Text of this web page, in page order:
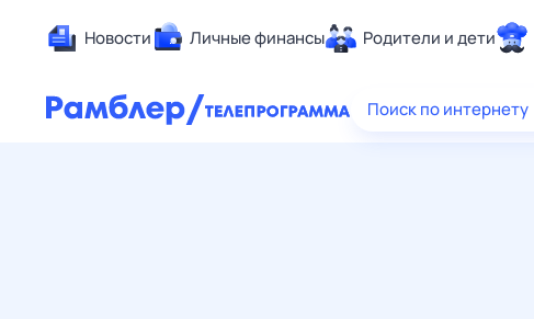
Новости Личные финансы Родители и дети
Здоровье
Поиск по интернету